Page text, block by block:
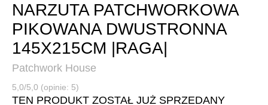
NARZUTA PATCHWORKOWA
PIKOWANA DWUSTRONNA
145X215CM |RAGA|
Patchwork House
5,0/5,0 (opinie: 5)
TEN PRODUKT ZOSTAŁ JUŻ SPRZEDANY